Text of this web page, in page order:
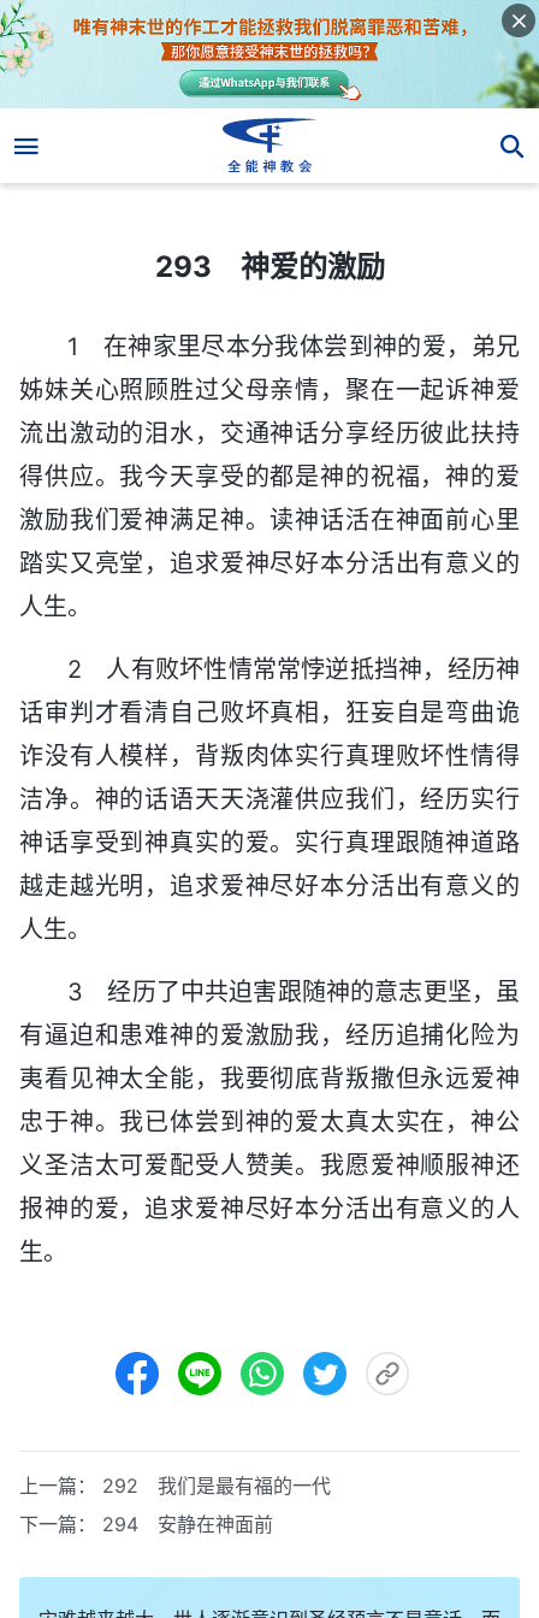
293 神爱的激励
1 在神家里尽本分我体尝到神的爱，弟兄
姊妹关心照顾胜过父母亲情，聚在一起诉神爱
流出激动的泪水，交通神话分享经历彼此扶持
得供应。我今天享受的都是神的祝福，神的爱
激励我们爱神满足神。读神话活在神面前心里
踏实又亮堂，追求爱神尽好本分活出有意义的
人生。
2 人有败坏性情常常悖逆抵挡神，经历神
话审判才看清自己败坏真相，狂妄自是弯曲诡
诈没有人模样，背叛肉体实行真理败坏性情得
洁净。神的话语天天浇灌供应我们，经历实行
神话享受到神真实的爱。实行真理跟随神道路
越走越光明，追求爱神尽好本分活出有意义的
人生。
3 经历了中共迫害跟随神的意志更坚，虽
有逼迫和患难神的爱激励我，经历追捕化险为
夷看见神太全能，我要彻底背叛撒但永远爱神
忠于神。我已体尝到神的爱太真太实在，神公
义圣洁太可爱配受人赞美。我愿爱神顺服神还
报神的爱，追求爱神尽好本分活出有意义的人
生。
上一篇： 292 我们是最有福的一代
下一篇： 294 安静在神面前